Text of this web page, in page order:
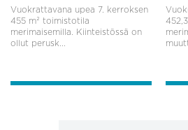
Vuokrattavana upea 7. kerroksen
455 m² toimistotila
merimaisemilla. Kiinteistössä on
ollut perusk...